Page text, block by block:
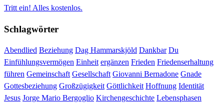
Tritt ein! Alles kostenlos.
Schlagwörter
Abendlied Beziehung Dag Hammarskjöld Dankbar Du
Einfühlungsvermögen Einheit ergänzen Frieden Friedenserhaltung
führen Gemeinschaft Gesellschaft Giovanni Bernadone Gnade
Gottesbeziehung Großzügigkeit Göttlichkeit Hoffnung Identität
Jesus Jorge Mario Bergoglio Kirchengeschichte Lebensphasen